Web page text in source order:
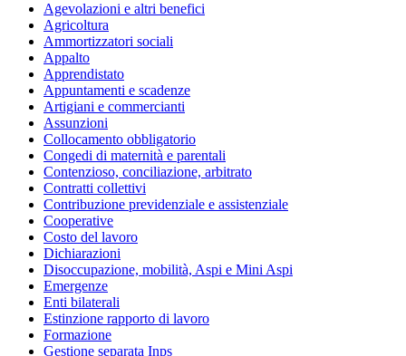
Agevolazioni e altri benefici
Agricoltura
Ammortizzatori sociali
Appalto
Apprendistato
Appuntamenti e scadenze
Artigiani e commercianti
Assunzioni
Collocamento obbligatorio
Congedi di maternità e parentali
Contenzioso, conciliazione, arbitrato
Contratti collettivi
Contribuzione previdenziale e assistenziale
Cooperative
Costo del lavoro
Dichiarazioni
Disoccupazione, mobilità, Aspi e Mini Aspi
Emergenze
Enti bilaterali
Estinzione rapporto di lavoro
Formazione
Gestione separata Inps